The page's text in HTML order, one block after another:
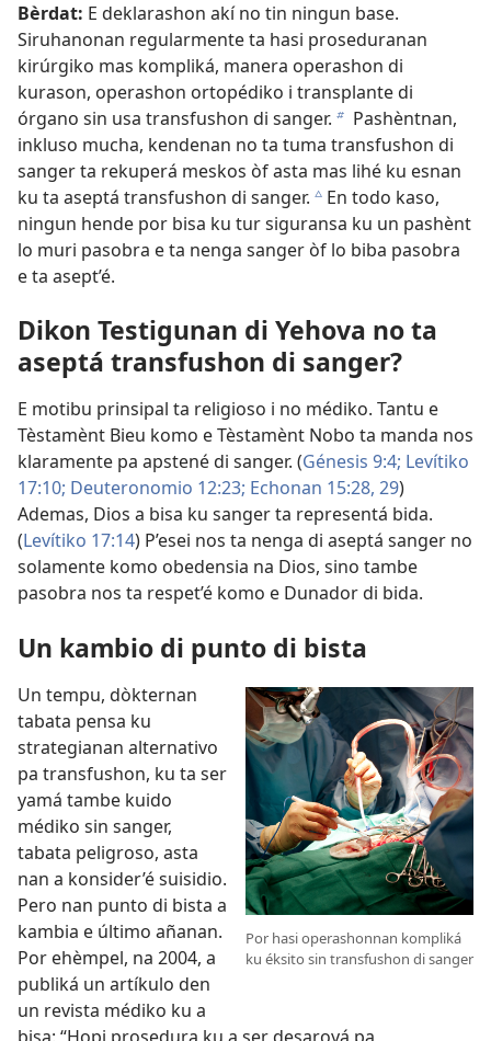
Bèrdat: E deklarashon akí no tin ningun base.
Siruhanonan regularmente ta hasi proseduranan
kirúrgiko mas kompliká, manera operashon di
kurason, operashon ortopédiko i transplante di
órgano sin usa transfushon di sanger. b Pashèntnan,
inkluso mucha, kendenan no ta tuma transfushon di
sanger ta rekuperá meskos òf asta mas lihé ku esnan
ku ta aseptá transfushon di sanger. c En todo kaso,
ningun hende por bisa ku tur siguransa ku un pashènt
lo muri pasobra e ta nenga sanger òf lo biba pasobra
e ta asept’é.
Dikon Testigunan di Yehova no ta
aseptá transfushon di sanger?
E motibu prinsipal ta religioso i no médiko. Tantu e
Tèstamènt Bieu komo e Tèstamènt Nobo ta manda nos
klaramente pa apstené di sanger. (Génesis 9:4; Levítiko
17:10; Deuteronomio 12:23; Echonan 15:28, 29)
Ademas, Dios a bisa ku sanger ta representá bida.
(Levítiko 17:14) P’esei nos ta nenga di aseptá sanger no
solamente komo obedensia na Dios, sino tambe
pasobra nos ta respet’é komo e Dunador di bida.
Un kambio di punto di bista
Por hasi operashonnan kompliká
ku éksito sin transfushon di sanger
Un tempu, dòkternan
tabata pensa ku
strategianan alternativo
pa transfushon, ku ta ser
yamá tambe kuido
médiko sin sanger,
tabata peligroso, asta
nan a konsider’é suisidio.
Pero nan punto di bista a
kambia e último añanan.
Por ehèmpel, na 2004, a
publiká un artíkulo den
un revista médiko ku a